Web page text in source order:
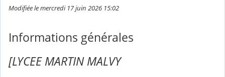
Modifiée le mercredi 17 juin 2026 15:02
Informations générales
[LYCEE MARTIN MALVY